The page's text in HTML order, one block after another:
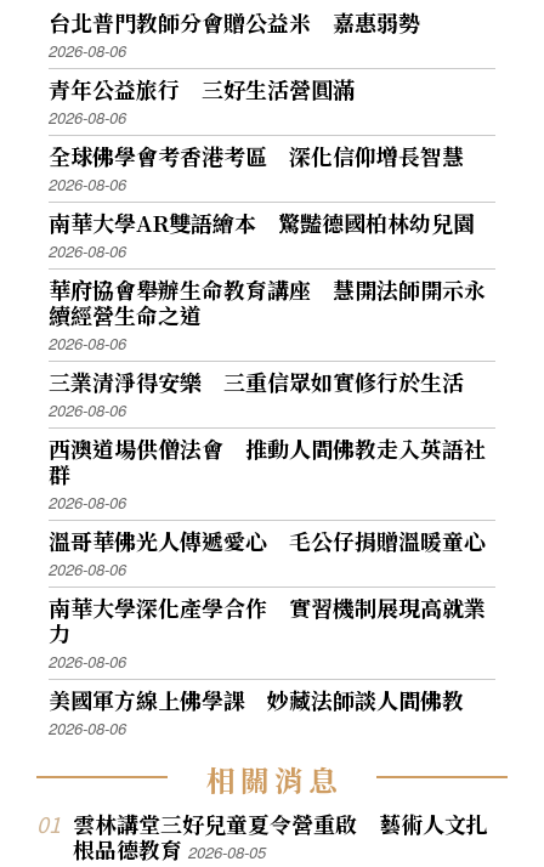
台北普門教師分會贈公益米 嘉惠弱勢
2026-08-06
青年公益旅行 三好生活營圓滿
2026-08-06
全球佛學會考香港考區 深化信仰增長智慧
2026-08-06
南華大學AR雙語繪本 驚豔德國柏林幼兒園
2026-08-06
華府協會舉辦生命教育講座 慧開法師開示永
續經營生命之道
2026-08-06
三業清淨得安樂 三重信眾如實修行於生活
2026-08-06
西澳道場供僧法會 推動人間佛教走入英語社
群
2026-08-06
溫哥華佛光人傳遞愛心 毛公仔捐贈溫暖童心
2026-08-06
南華大學深化產學合作 實習機制展現高就業
力
2026-08-06
美國軍方線上佛學課 妙藏法師談人間佛教
2026-08-06
相關消息
雲林講堂三好兒童夏令營重啟 藝術人文扎
根品德教育2026-08-05